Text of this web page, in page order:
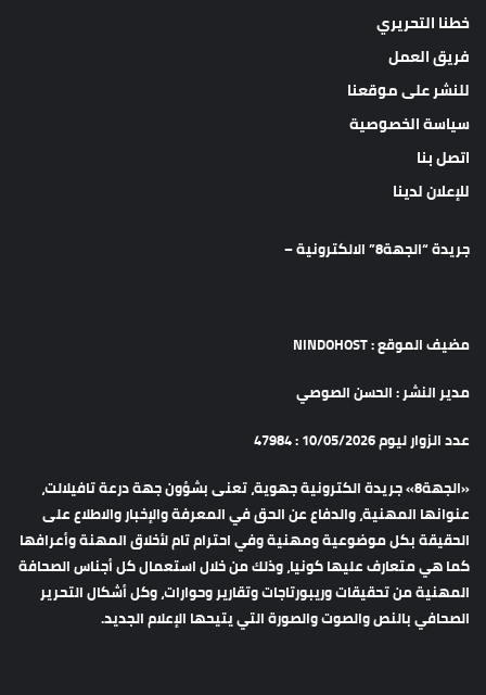
خطنا التحريري
فريق العمل
للنشر على موقعنا
سياسة الخصوصية
اتصل بنا
للإعلان لدينا
جريدة “الجهة8” الالكترونية –
مضيف الموقع : NINDOHOST
مدير النشر : الحسن الصوصي
عدد الزوار ليوم 10/05/2026 : 47984
«الجهة8» جريدة الكترونية جهوية، تعنى بشؤون جهة درعة تافيلالت،
عنوانها المهنية، والدفاع عن الحق في المعرفة والإخبار والاطلاع على
الحقيقة بكل موضوعية ومهنية وفي احترام تام لأخلاق المهنة وأعرافها
كما هي متعارف عليها كونيا، وذلك من خلال استعمال كل أجناس الصحافة
المهنية من تحقيقات وريبورتاجات وتقارير وحوارات، وكل أشكال التحرير
الصحافي بالنص والصوت والصورة التي يتيحها الإعلام الجديد.